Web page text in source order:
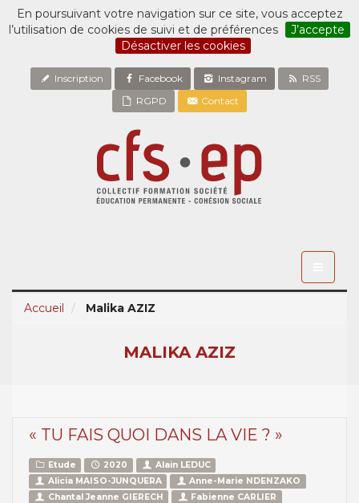
En poursuivant votre navigation sur ce site, vous acceptez
l’utilisation de cookies de suivi et de préférences
J’accepte
Désactiver les cookies
Inscription Facebook Instagram
RSS
RGPD
Contact
Accueil
Malika AZIZ
MALIKA AZIZ
« TU FAIS QUOI DANS LA VIE ? »
Etude 2020
Alain LEDUC
Alicia MAISO-JUNQUERA
Anne-Marie NDENZAKO
Chantal Jeanne GIERECH
Fabienne CARLIER